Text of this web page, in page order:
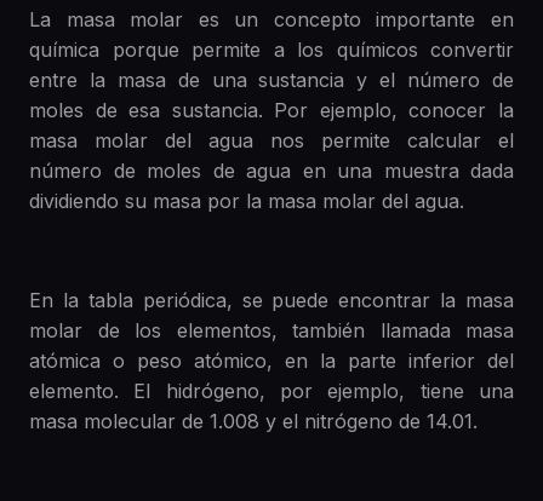
La masa molar es un concepto importante en
química porque permite a los químicos convertir
entre la masa de una sustancia y el número de
moles de esa sustancia. Por ejemplo, conocer la
masa molar del agua nos permite calcular el
número de moles de agua en una muestra dada
dividiendo su masa por la masa molar del agua.
En la tabla periódica, se puede encontrar la masa
molar de los elementos, también llamada masa
atómica o peso atómico, en la parte inferior del
elemento. El hidrógeno, por ejemplo, tiene una
masa molecular de 1.008 y el nitrógeno de 14.01.